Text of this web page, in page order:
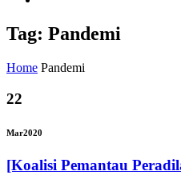
Tag: Pandemi
Home Pandemi
22
Mar2020
[Koalisi Pemantau